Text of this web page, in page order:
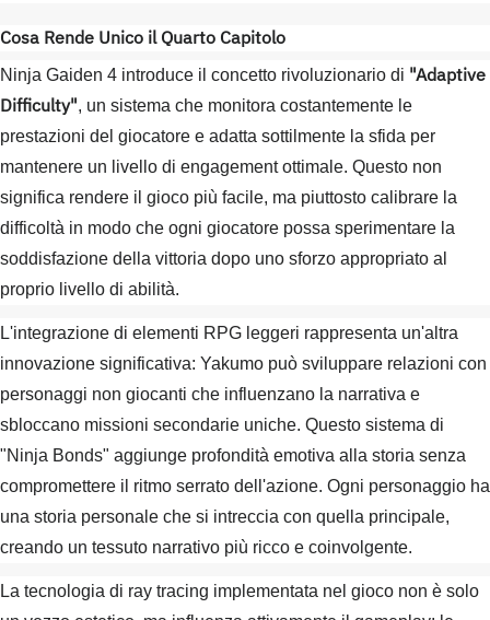
Cosa Rende Unico il Quarto Capitolo
Ninja Gaiden 4 introduce il concetto rivoluzionario di "Adaptive
Difficulty", un sistema che monitora costantemente le
prestazioni del giocatore e adatta sottilmente la sfida per
mantenere un livello di engagement ottimale. Questo non
significa rendere il gioco più facile, ma piuttosto calibrare la
difficoltà in modo che ogni giocatore possa sperimentare la
soddisfazione della vittoria dopo uno sforzo appropriato al
proprio livello di abilità.
L'integrazione di elementi RPG leggeri rappresenta un'altra
innovazione significativa: Yakumo può sviluppare relazioni con
personaggi non giocanti che influenzano la narrativa e
sbloccano missioni secondarie uniche. Questo sistema di
"Ninja Bonds" aggiunge profondità emotiva alla storia senza
compromettere il ritmo serrato dell'azione. Ogni personaggio ha
una storia personale che si intreccia con quella principale,
creando un tessuto narrativo più ricco e coinvolgente.
La tecnologia di ray tracing implementata nel gioco non è solo